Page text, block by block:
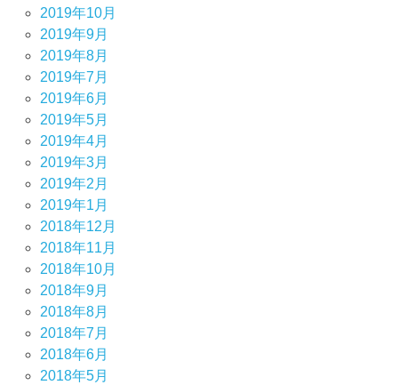
2019年10月
2019年9月
2019年8月
2019年7月
2019年6月
2019年5月
2019年4月
2019年3月
2019年2月
2019年1月
2018年12月
2018年11月
2018年10月
2018年9月
2018年8月
2018年7月
2018年6月
2018年5月